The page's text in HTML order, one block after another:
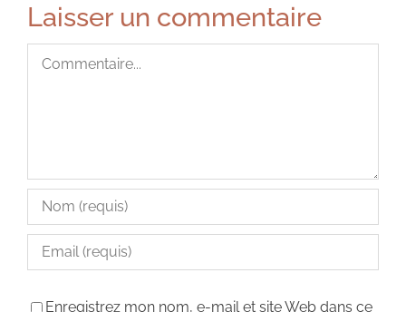
Laisser un commentaire
Enregistrez mon nom, e-mail et site Web dans ce